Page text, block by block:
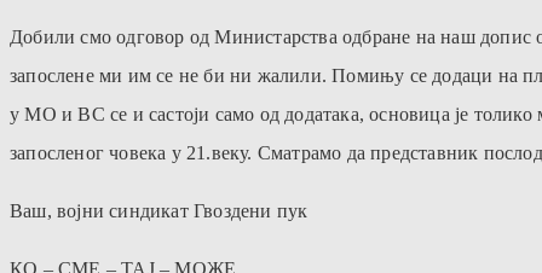
Добили смо одговор од Министарства одбране на наш допис
запослене ми им се не би ни жалили. Помињу се додаци на
у МО и ВС се и састоји само од додатака, основица је
запосленог човека у 21.веку. Сматрамо да представник
Ваш, војни синдикат Гвоздени пук